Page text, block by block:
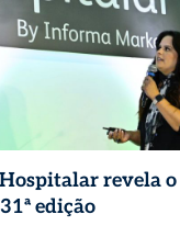
revela o
edição